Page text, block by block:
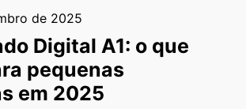
de 2025
Digital A1: o que
pequenas
em 2025